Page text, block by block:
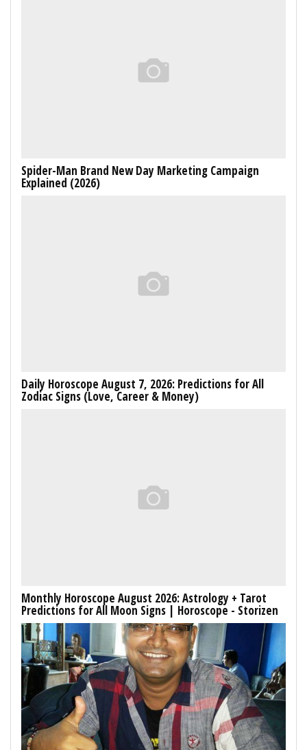
Spider-Man Brand New Day Marketing Campaign
Explained (2026)
Daily Horoscope August 7, 2026: Predictions for All
Zodiac Signs (Love, Career & Money)
Monthly Horoscope August 2026: Astrology + Tarot
Predictions for All Moon Signs | Horoscope - Storizen